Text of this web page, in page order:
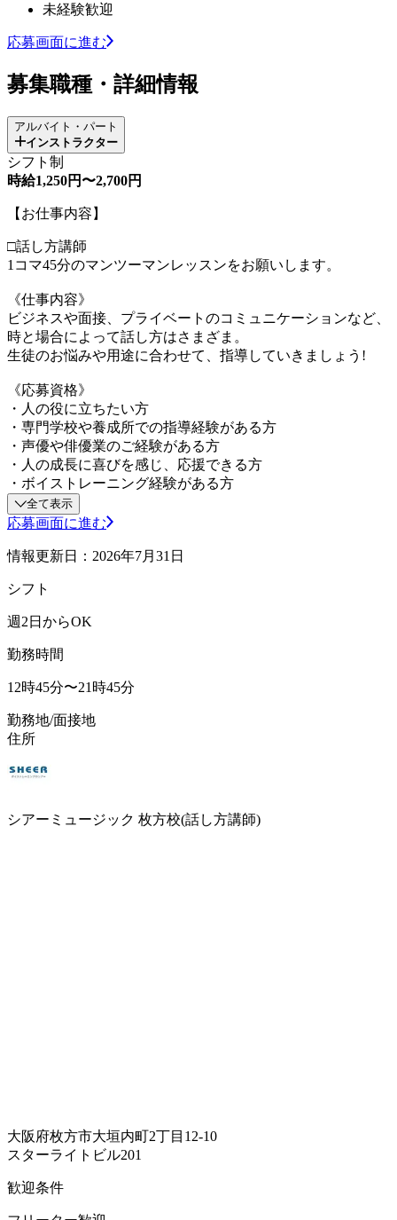
未経験歓迎
応募画面に進む
募集職種・詳細情報
アルバイト・パート
インストラクター
シフト制
時給1,250円〜2,700円
【お仕事内容】
□話し方講師
1コマ45分のマンツーマンレッスンをお願いします。
《仕事内容》
ビジネスや面接、プライベートのコミュニケーションなど、
時と場合によって話し方はさまざま。
生徒のお悩みや用途に合わせて、指導していきましょう!
《応募資格》
・人の役に立ちたい方
・専門学校や養成所での指導経験がある方
・声優や俳優業のご経験がある方
・人の成長に喜びを感じ、応援できる方
・ボイストレーニング経験がある方
全て表示
応募画面に進む
情報更新日：2026年7月31日
シフト
週2日からOK
勤務時間
12時45分〜21時45分
勤務地/面接地
住所
シアーミュージック 枚方校(話し方講師)
大阪府枚方市大垣内町2丁目12-10
スターライトビル201
歓迎条件